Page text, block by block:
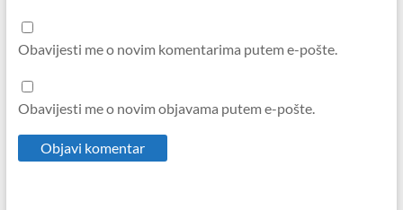
Obavijesti me o novim komentarima putem e-pošte.
Obavijesti me o novim objavama putem e-pošte.